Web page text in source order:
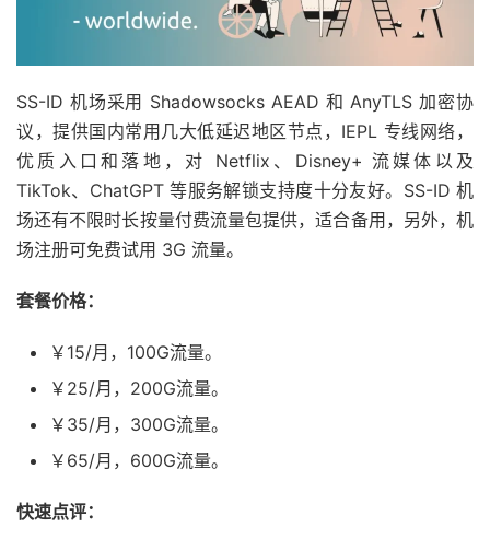
SS-ID 机场采用 Shadowsocks AEAD 和 AnyTLS 加密协
议，提供国内常用几大低延迟地区节点，IEPL 专线网络，
优质入口和落地，对 Netflix、Disney+ 流媒体以及
TikTok、ChatGPT 等服务解锁支持度十分友好。SS-ID 机
场还有不限时长按量付费流量包提供，适合备用，另外，机
场注册可免费试用 3G 流量。
套餐价格：
￥15/月，100G流量。
￥25/月，200G流量。
￥35/月，300G流量。
￥65/月，600G流量。
快速点评：